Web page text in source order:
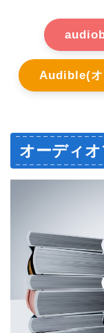
Audible(オ
オーディ